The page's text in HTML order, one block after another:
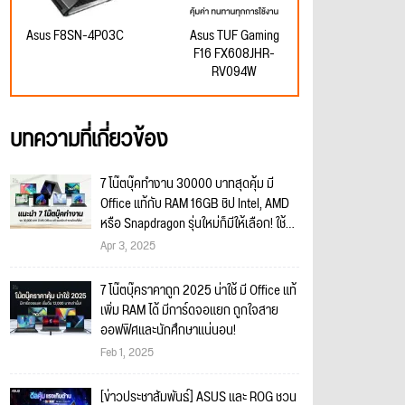
Asus F8SN-4P03C Asus TUF Gaming
F16 FX608JHR-
RV094W
บทความที่เกี่ยวข้อง
7 โน๊ตบุ๊คทำงาน 30000 บาทสุดคุ้ม มี
Office แท้กับ RAM 16GB ชิป Intel, AMD
หรือ Snapdragon รุ่นใหม่ก็มีให้เลือก! ใช้
งานดีแบตอึดถึงใจ!!
Apr 3, 2025
7 โน๊ตบุ๊คราคาถูก 2025 น่าใช้ มี Office แท้
เพิ่ม RAM ได้ มีการ์ดจอแยก ถูกใจสาย
ออฟฟิศและนักศึกษาแน่นอน!
Feb 1, 2025
[ข่าวประชาสัมพันธ์] ASUS และ ROG ชวน